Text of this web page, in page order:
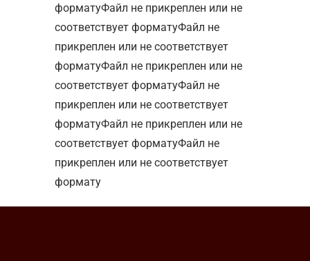
форматуФайл не прикреплен или не
соответствует форматуФайл не
прикреплен или не соответствует
форматуФайл не прикреплен или не
соответствует форматуФайл не
прикреплен или не соответствует
форматуФайл не прикреплен или не
соответствует форматуФайл не
прикреплен или не соответствует
формату